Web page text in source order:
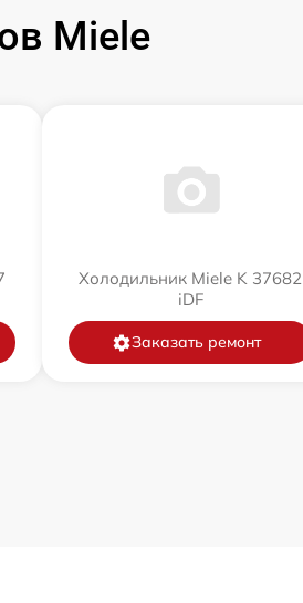
Miele
Холодильник Miele K 37682
iDF
Заказать ремонт